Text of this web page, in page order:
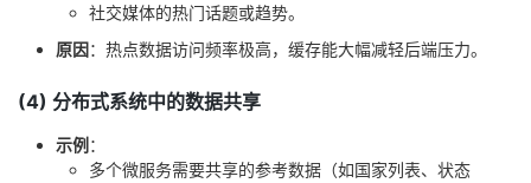
者
学
支
持
我
社交媒体的热门话题或趋势。
原因：热点数据访问频率极高，缓存能大幅减轻后端压力。
(4) 分布式系统中的数据共享
示例 ：
多个微服务需要共享的参考数据（如国家列表、状态